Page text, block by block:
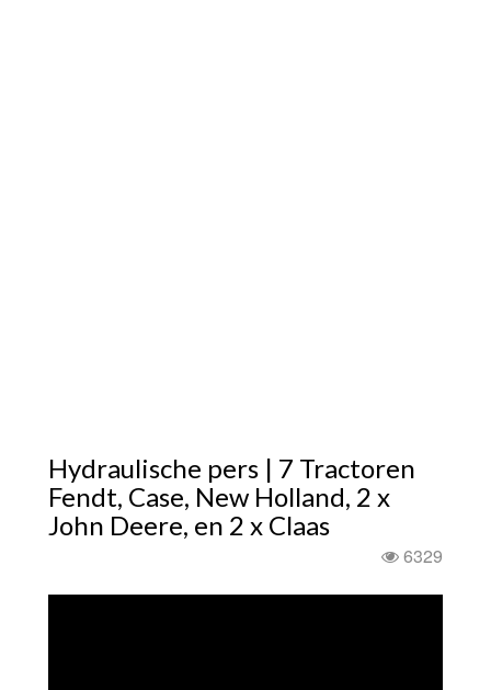
Hydraulische pers | 7 Tractoren
Fendt, Case, New Holland, 2 x
John Deere, en 2 x Claas
6329